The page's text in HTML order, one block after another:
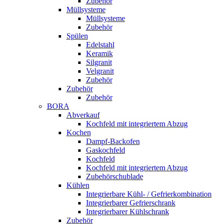
Müllsysteme
Müllsysteme
Zubehör
Spülen
Edelstahl
Keramik
Silgranit
Velgranit
Zubehör
Zubehör
Zubehör
BORA
Abverkauf
Kochfeld mit integriertem Abzug
Kochen
Dampf-Backofen
Gaskochfeld
Kochfeld
Kochfeld mit integriertem Abzug
Zubehörschublade
Kühlen
Integrierbare Kühl- / Gefrierkombination
Integrierbarer Gefrierschrank
Integrierbarer Kühlschrank
Zubehör